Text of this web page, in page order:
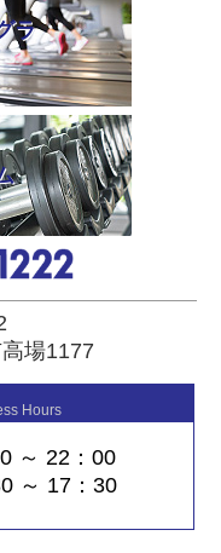
ラ
場1177
Hours
～ 22：00
～ 17：30